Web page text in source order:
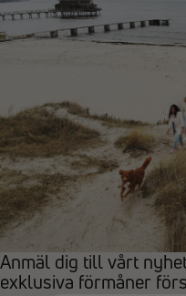
Anmäl dig till vårt
exklusiva förmåner